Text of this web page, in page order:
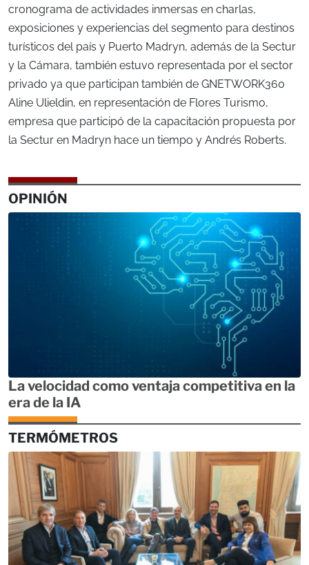
cronograma de actividades inmersas en charlas,
exposiciones y experiencias del segmento para destinos
turísticos del país y Puerto Madryn, además de la Sectur
y la Cámara, también estuvo representada por el sector
privado ya que participan también de GNETWORK360
Aline Ulieldin, en representación de Flores Turismo,
empresa que participó de la capacitación propuesta por
la Sectur en Madryn hace un tiempo y Andrés Roberts.
OPINIÓN
La velocidad como ventaja competitiva en la
era de la IA
TERMÓMETROS